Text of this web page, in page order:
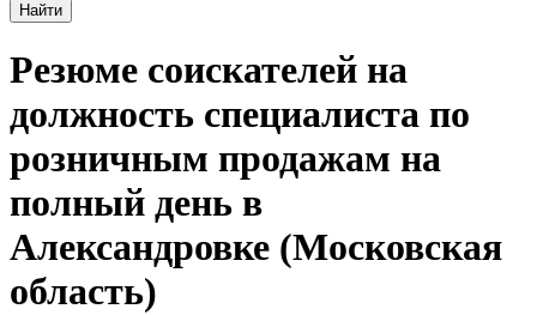
Найти
Резюме соискателей на
должность специалиста по
розничным продажам на
полный день в
Александровке (Московская
область)